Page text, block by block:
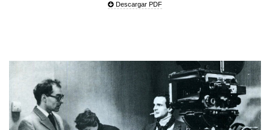
Descargar PDF